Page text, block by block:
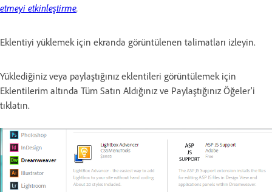
etmeyi etkinleştirme.
Eklentiyi yüklemek için ekranda görüntülenen talimatları izleyin.
Yüklediğiniz veya paylaştığınız eklentileri görüntülemek için
Eklentilerim altında Tüm Satın Aldığınız ve Paylaştığınız Öğeler'i
tıklatın.